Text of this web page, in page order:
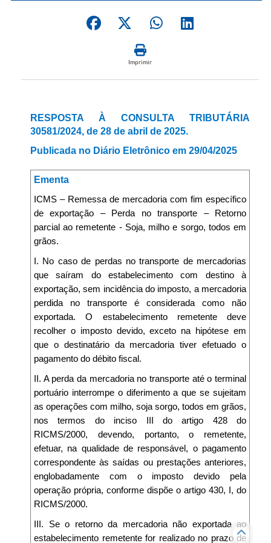
Imprimir
RESPOSTA À CONSULTA TRIBUTÁRIA
30581/2024, de 28 de abril de 2025.
Publicada no Diário Eletrônico em 29/04/2025
Ementa
ICMS – Remessa de mercadoria com fim específico
de exportação – Perda no transporte – Retorno
parcial ao remetente - Soja, milho e sorgo, todos em
grãos.
I. No caso de perdas no transporte de mercadorias
que saíram do estabelecimento com destino à
exportação, sem incidência do imposto, a mercadoria
perdida no transporte é considerada como não
exportada. O estabelecimento remetente deve
recolher o imposto devido, exceto na hipótese em
que o destinatário da mercadoria tiver efetuado o
pagamento do débito fiscal.
II. A perda da mercadoria no transporte até o terminal
portuário interrompe o diferimento a que se sujeitam
as operações com milho, soja sorgo, todos em grãos,
nos termos do inciso III do artigo 428 do
RICMS/2000, devendo, portanto, o remetente,
efetuar, na qualidade de responsável, o pagamento
correspondente às saídas ou prestações anteriores,
englobadamente com o imposto devido pela
operação própria, conforme dispõe o artigo 430, I, do
RICMS/2000.
III. Se o retorno da mercadoria não exportada ao
estabelecimento remetente for realizado no prazo de